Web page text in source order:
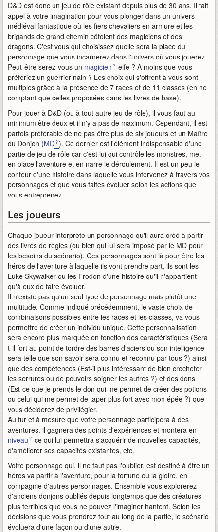
D&D est donc un jeu de rôle existant depuis plus de 30 ans. Il fait
appel à votre imagination pour vous plonger dans un univers
médiéval fantastique où les fiers chevaliers en armure et les
brigands de grand chemin côtoient des magiciens et des
dragons. C'est vous qui choisissez quelle sera la place du
personnage que vous incarnerez dans l'univers où vous jouerez.
Peut-être serez-vous un magicien
elfe ? A moins que vous
préfériez un guerrier nain ? Les choix qui s'offrent à vous sont
multiples grâce à la présence de 7 races et de 11 classes (en ne
comptant que celles proposées dans les livres de base).
Pour jouer à D&D (ou à tout autre jeu de rôle), il vous faut au
minimum être deux et il n'y a pas de maximum. Cependant, il est
parfois préférable de ne pas être plus de six joueurs et un Maître
du Donjon (MD ). Ce dernier est l'élément indispensable d'une
partie de jeu de rôle car c'est lui qui contrôle les monstres, met
en place l'aventure et en narre le déroulement. Il est un peu le
conteur d'une histoire dans laquelle vous intervenez à travers vos
personnages et que vous faites évoluer selon les actions que
vous entreprenez.
Les joueurs
Chaque joueur interprète un personnage qu'il aura créé à partir
des livres de règles (ou bien qui lui sera imposé par le MD pour
les besoins du scénario). Ces personnages sont là pour être les
héros de l'aventure à laquelle ils vont prendre part, ils sont les
Luke Skywalker ou les Frodon d'une histoire qu'il n'appartient
qu'à eux de faire évoluer.
Il n'existe pas qu'un seul type de personnage mais plutôt une
multitude. Comme indiqué précédemment, le vaste choix de
combinaisons possibles entre les races et les classes, va vous
permettre de créer un individu unique. Cette personnalisation
sera encore plus marquée en fonction des caractéristiques (Sera
t-il fort au point de tordre des barres d'aciers ou son intelligence
sera telle que son savoir sera connu et reconnu par tous ?) ainsi
que des compétences (Est-il plus intéressant de bien crocheter
les serrures ou de pouvoirs soigner les autres ?) et des dons
(Est-ce que je prends le don qui me permet de créer des potions
ou celui qui me permet de taper plus fort avec mon épée ?) que
vous déciderez de privilégier.
Au fur et à mesure que votre personnage participera à des
aventures, il gagnera des points d'expériences et montera en
niveau
ce qui lui permettra s'acquérir de nouvelles capacités,
d'améliorer ses capacités existantes, etc.
Votre personnage qui, il ne faut pas l'oublier, est destiné à être un
héros va partir à l'aventure, pour la fortune ou la gloire, en
compagnie d'autres personnages. Ensemble vous explorerez
d'anciens donjons oubliés depuis longtemps que des créatures
plus terribles que vous ne pouvez l'imaginer hantent. Selon les
décisions que vous prendrez tout au long de la partie, le scénario
évoluera d'une façon ou d'une autre.